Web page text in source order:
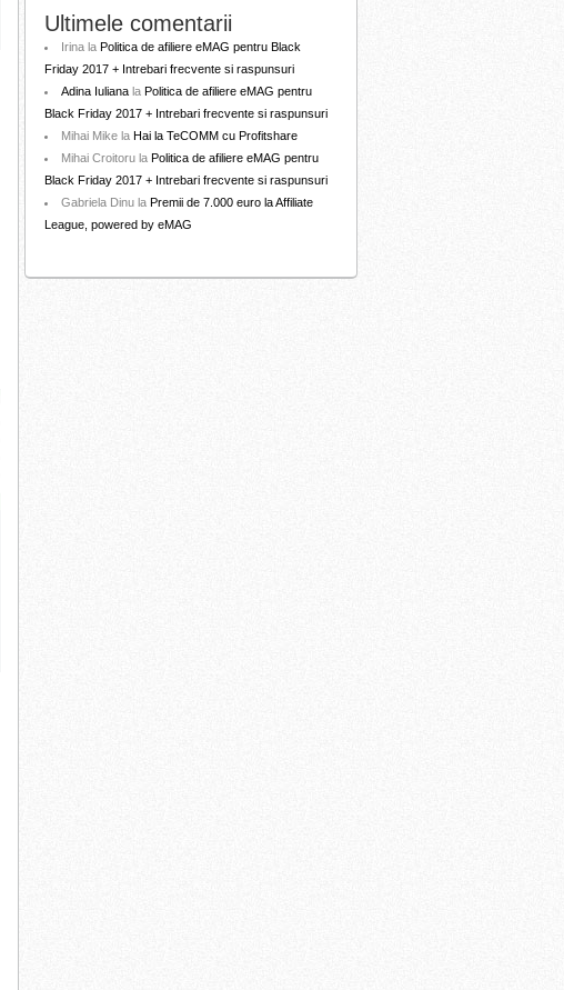
Ultimele comentarii
Irina la Politica de afiliere eMAG pentru Black
Friday 2017 + Intrebari frecvente si raspunsuri
Adina Iuliana la Politica de afiliere eMAG pentru
Black Friday 2017 + Intrebari frecvente si raspunsuri
Mihai Mike la Hai la TeCOMM cu Profitshare
Mihai Croitoru la Politica de afiliere eMAG pentru
Black Friday 2017 + Intrebari frecvente si raspunsuri
Gabriela Dinu la Premii de 7.000 euro la Affiliate
League, powered by eMAG